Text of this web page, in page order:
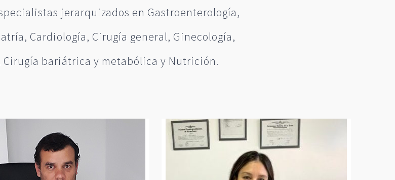
jerarquizados en Gastroenterología,
Cardiología, Cirugía general, Ginecología,
Cirugía bariátrica y metabólica y Nutrición.